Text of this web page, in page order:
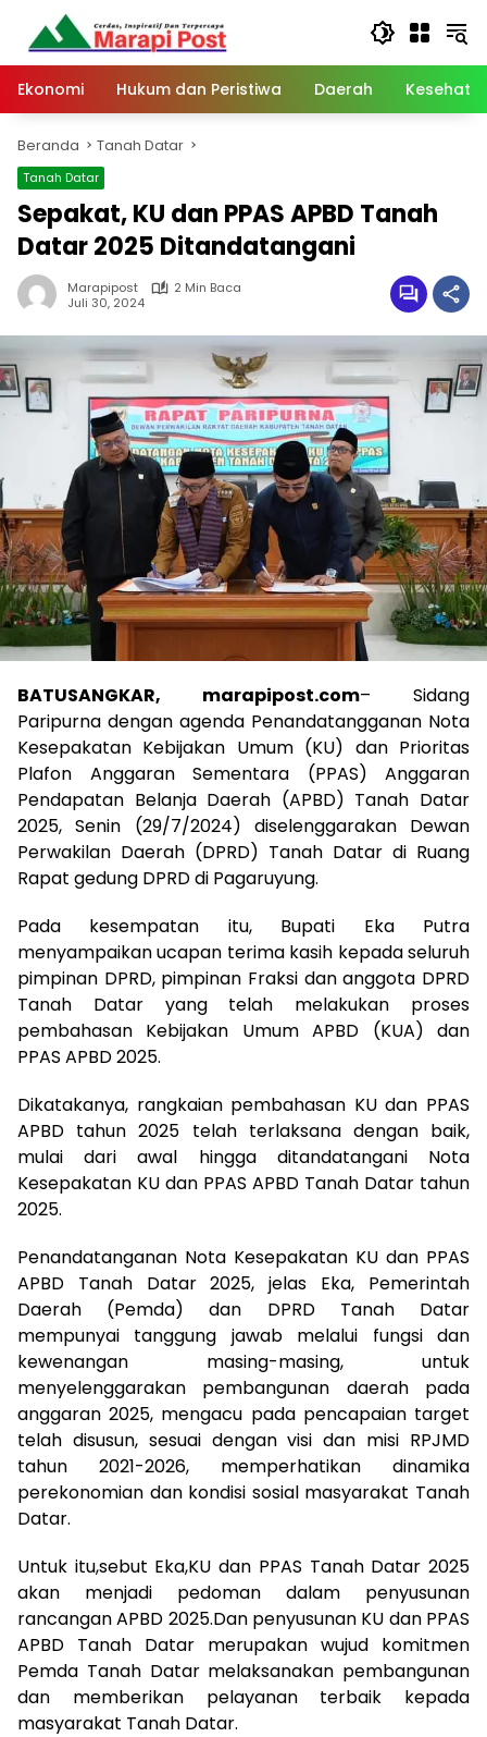
Langsung
konten
Ekonomi
Hukum dan Peristiwa Daerah
Beranda Tanah Datar
Tanah Datar
Sepakat, KU dan PPAS APBD Tanah
Datar 2025 Ditandatangani
Marapipost
2 Min Baca
Juli 30, 2024
BATUSANGKAR, marapipost.com– Sidang
Paripurna dengan agenda Penandatangganan Nota
Kesepakatan Kebijakan Umum (KU) dan Prioritas
Plafon Anggaran Sementara (PPAS) Anggaran
Pendapatan Belanja Daerah (APBD) Tanah Datar
2025, Senin (29/7/2024) diselenggarakan Dewan
Perwakilan Daerah (DPRD) Tanah Datar di Ruang
Rapat gedung DPRD di Pagaruyung.
Pada kesempatan itu, Bupati Eka Putra
menyampaikan ucapan terima kasih kepada seluruh
pimpinan DPRD, pimpinan Fraksi dan anggota DPRD
Tanah Datar yang telah melakukan proses
pembahasan Kebijakan Umum APBD (KUA) dan
PPAS APBD 2025.
Dikatakanya, rangkaian pembahasan KU dan PPAS
APBD tahun 2025 telah terlaksana dengan baik,
mulai dari awal hingga ditandatangani Nota
Kesepakatan KU dan PPAS APBD Tanah Datar tahun
2025.
Penandatanganan Nota Kesepakatan KU dan PPAS
APBD Tanah Datar 2025, jelas Eka, Pemerintah
Daerah (Pemda) dan DPRD Tanah Datar
mempunyai tanggung jawab melalui fungsi dan
kewenangan masing-masing, untuk
menyelenggarakan pembangunan daerah pada
anggaran 2025, mengacu pada pencapaian target
telah disusun, sesuai dengan visi dan misi RPJMD
tahun 2021-2026, memperhatikan dinamika
perekonomian dan kondisi sosial masyarakat Tanah
Datar.
Untuk itu,sebut Eka,KU dan PPAS Tanah Datar 2025
akan menjadi pedoman dalam penyusunan
rancangan APBD 2025.Dan penyusunan KU dan PPAS
APBD Tanah Datar merupakan wujud komitmen
Pemda Tanah Datar melaksanakan pembangunan
dan memberikan pelayanan terbaik kepada
masyarakat Tanah Datar.